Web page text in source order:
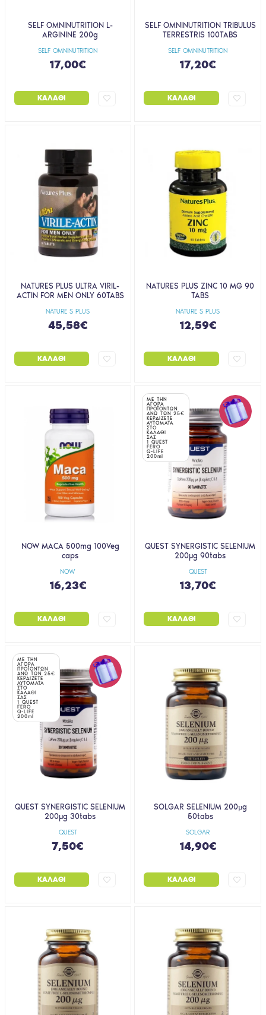
SELF OMNINUTRITION
SELF OMNINUTRITION L-
ARGININE 200g
17,00€
ΚΑΛΆΘΙ
SELF OMNINUTRITION
SELF OMNINUTRITION TRIBULUS
TERRESTRIS 100TABS
17,20€
ΚΑΛΆΘΙ
NATURE S PLUS
NATURES PLUS ULTRA VIRIL-
ACTIN FOR MEN ONLY 60TABS
45,58€
ΚΑΛΆΘΙ
NATURE S PLUS
NATURES PLUS ZINC 10 MG 90
TABS
12,59€
ΚΑΛΆΘΙ
NOW
NOW MACA 500mg 100Veg
caps
16,23€
ΚΑΛΆΘΙ
ΜΕ ΤΗΝ
ΑΓΟΡΑ
ΠΡΟΪΟΝΤΩΝ
ΑΝΩ ΤΩΝ 25€
ΚΕΡΔΙΖΕΤΕ
ΑΥΤΟΜΑΤΑ
ΣΤΟ
ΚΑΛΑΘΙ
ΣΑΣ
1 QUEST
FERO
Q-LIFE
200ml
QUEST
QUEST SYNERGISTIC SELENIUM
200μg 90tabs
13,70€
ΚΑΛΆΘΙ
ΜΕ ΤΗΝ
ΑΓΟΡΑ
ΠΡΟΪΟΝΤΩΝ
ΑΝΩ ΤΩΝ 25€
ΚΕΡΔΙΖΕΤΕ
ΑΥΤΟΜΑΤΑ
ΣΤΟ
ΚΑΛΑΘΙ
ΣΑΣ
1 QUEST
FERO
Q-LIFE
200ml
QUEST
QUEST SYNERGISTIC SELENIUM
200μg 30tabs
7,50€
ΚΑΛΆΘΙ
SOLGAR
SOLGAR SELENIUM 200µg
50tabs
14,90€
ΚΑΛΆΘΙ